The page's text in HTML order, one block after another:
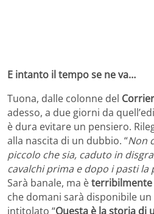
E intanto il tempo se ne va…
Tuona, dalle colonne del
adesso, a due giorni da
è dura evitare un pensiero.
alla nascita di un dubbio. “Non
piccolo che sia, caduto in
cavalchi prima e dopo i pasti
Sarà banale, ma èterribilmente
che domani sarà disponibile
intitolato “Questa è la storia di